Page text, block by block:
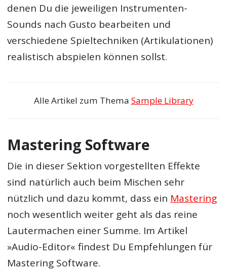
denen Du die jeweiligen Instrumenten-
Sounds nach Gusto bearbeiten und
verschiedene Spieltechniken (Artikulationen)
realistisch abspielen können sollst.
Alle Artikel zum Thema Sample Library
Mastering Software
Die in dieser Sektion vorgestellten Effekte
sind natürlich auch beim Mischen sehr
nützlich und dazu kommt, dass ein Mastering
noch wesentlich weiter geht als das reine
Lautermachen einer Summe. Im Artikel
»Audio-Editor« findest Du Empfehlungen für
Mastering Software.